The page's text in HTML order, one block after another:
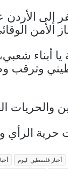
إلى الأردن
الأمن
أبناء
وترقب
والحريات
الرأي
أخبار فلسطين اليوم